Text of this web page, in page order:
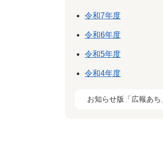
令和7年度
令和6年度
令和5年度
令和4年度
お知らせ版「広報あち